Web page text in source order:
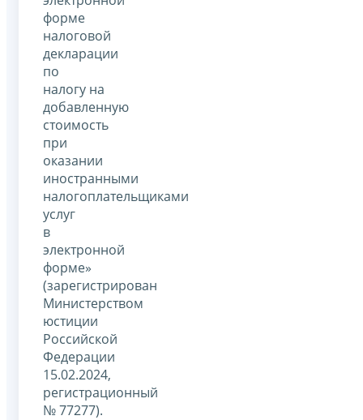
форме
налоговой
декларации
по
налогу на
добавленную
стоимость
при
оказании
иностранными
налогоплательщиками
услуг
в
электронной
форме»
(зарегистрирован
Министерством
юстиции
Российской
Федерации
15.02.2024,
регистрационный
№ 77277).